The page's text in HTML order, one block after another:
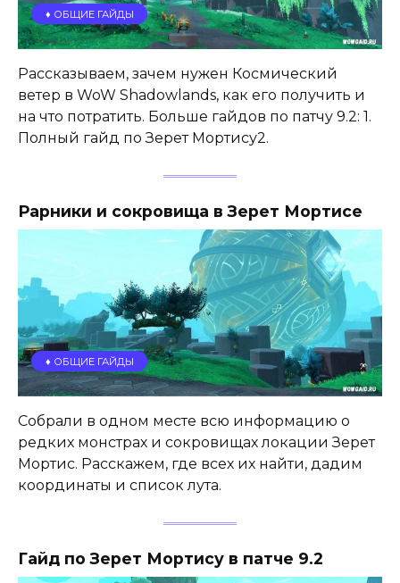
♦️ ОБЩИЕ ГАЙДЫ
Рассказываем, зачем нужен Космический
ветер в WoW Shadowlands, как его получить и
на что потратить. Больше гайдов по патчу 9.2: 1.
Полный гайд по Зерет Мортису2.
Рарники и сокровища в Зерет Мортисе
♦️ ОБЩИЕ ГАЙДЫ
Собрали в одном месте всю информацию о
редких монстрах и сокровищах локации Зерет
Мортис. Расскажем, где всех их найти, дадим
координаты и список лута.
Гайд по Зерет Мортису в патче 9.2